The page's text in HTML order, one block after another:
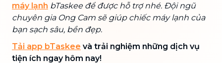
máy lạnh bTaskee để được hỗ trợ nhé. Đội ngũ
chuyên gia Ong Cam sẽ giúp chiếc máy lạnh của
bạn sạch sâu, bền đẹp.
Tải app bTaskee và trải nghiệm những dịch vụ
tiện ích ngay hôm nay!